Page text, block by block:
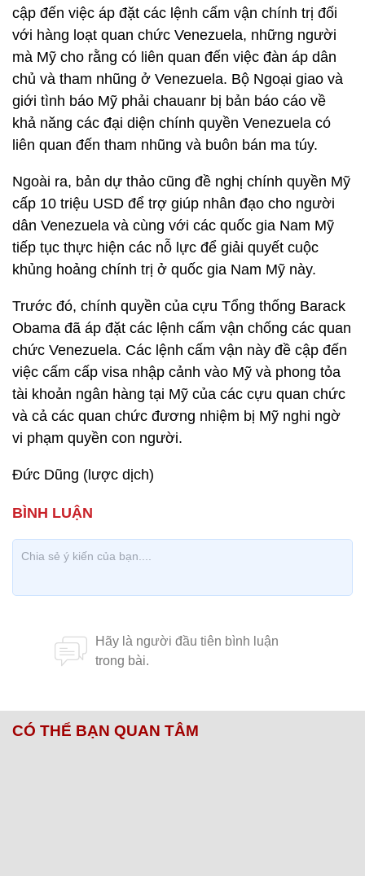
cập đến việc áp đặt các lệnh cấm vận chính trị đối
với hàng loạt quan chức Venezuela, những người
mà Mỹ cho rằng có liên quan đến việc đàn áp dân
chủ và tham nhũng ở Venezuela. Bộ Ngoại giao và
giới tình báo Mỹ phải chauanr bị bản báo cáo về
khả năng các đại diện chính quyền Venezuela có
liên quan đến tham nhũng và buôn bán ma túy.
Ngoài ra, bản dự thảo cũng đề nghị chính quyền Mỹ
cấp 10 triệu USD để trợ giúp nhân đạo cho người
dân Venezuela và cùng với các quốc gia Nam Mỹ
tiếp tục thực hiện các nỗ lực để giải quyết cuộc
khủng hoảng chính trị ở quốc gia Nam Mỹ này.
Trước đó, chính quyền của cựu Tổng thống Barack
Obama đã áp đặt các lệnh cấm vận chống các quan
chức Venezuela. Các lệnh cấm vận này đề cập đến
việc cấm cấp visa nhập cảnh vào Mỹ và phong tỏa
tài khoản ngân hàng tại Mỹ của các cựu quan chức
và cả các quan chức đương nhiệm bị Mỹ nghi ngờ
vi phạm quyền con người.
Đức Dũng (lược dịch)
CÓ THỂ BẠN QUAN TÂM